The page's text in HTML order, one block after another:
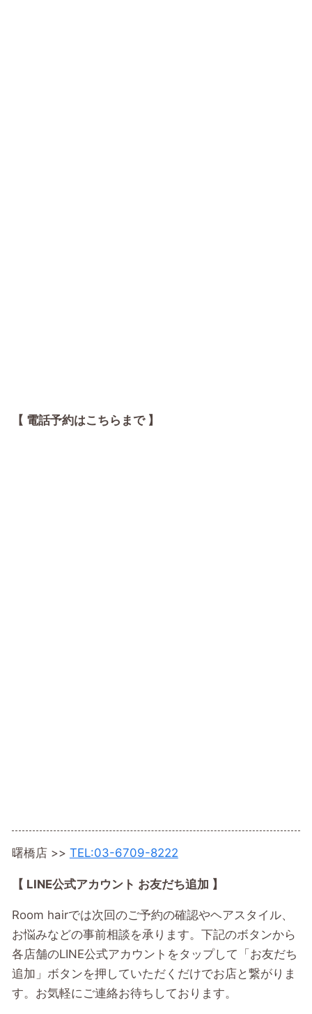
【 電話予約はこちらまで 】
曙橋店 >> TEL:03-6709-8222
【 LINE公式アカウント お友だち追加 】
Room hairでは次回のご予約の確認やヘアスタイル、
お悩みなどの事前相談を承ります。下記のボタンから
各店舗のLINE公式アカウントをタップして「お友だち
追加」ボタンを押していただくだけでお店と繋がりま
す。お気軽にご連絡お待ちしております。